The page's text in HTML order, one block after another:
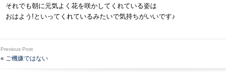
それでも朝に元気よく花を咲かしてくれている姿は
おはよう!といってくれているみたいで気持ちがいいです♪
Previous Post
« ご機嫌ではない